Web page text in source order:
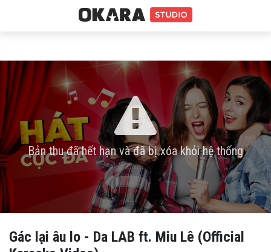
Bản thu đã hết hạn và đã bị xóa khỏi hệ thống
Gác lại âu lo - Da LAB ft. Miu Lê (Official